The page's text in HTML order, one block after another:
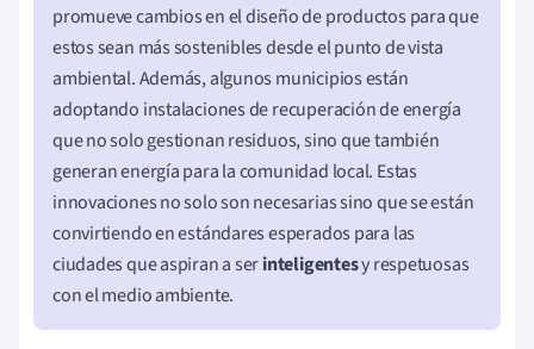
promueve cambios en el diseño de productos para que
estos sean más sostenibles desde el punto de vista
ambiental. Además, algunos municipios están
adoptando instalaciones de recuperación de energía
que no solo gestionan residuos, sino que también
generan energía para la comunidad local. Estas
innovaciones no solo son necesarias sino que se están
convirtiendo en estándares esperados para las
ciudades que aspiran a serinteligentesy respetuosas
con el medio ambiente.